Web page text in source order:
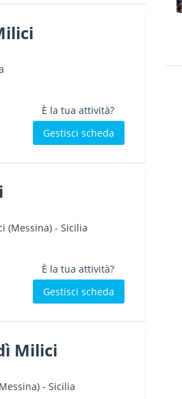
È la tua attività?
Gestisci scheda
(Messina) - Sicilia
È la tua attività?
Gestisci scheda
Milici
- Sicilia